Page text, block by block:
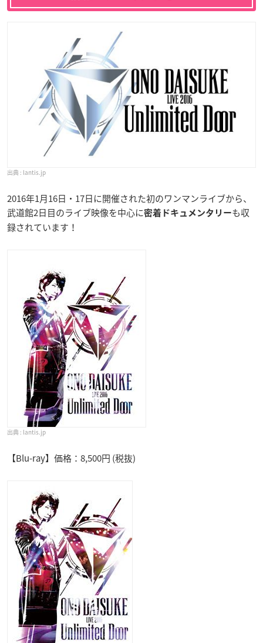
lantis.jp
2016年1月16日・17日に開催された初のワンマンライブから、
武道館2日目のライブ映像を中心に密着ドキュメンタリーも収
録されています！
lantis.jp
【Blu-ray】価格：8,500円 (税抜)